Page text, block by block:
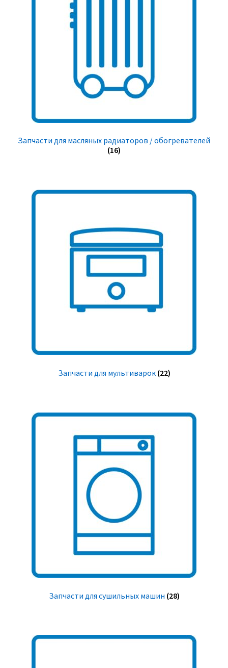
Запчасти для масляных радиаторов / обогревателей
(16)
Запчасти для мультиварок (22)
Запчасти для сушильных машин (28)